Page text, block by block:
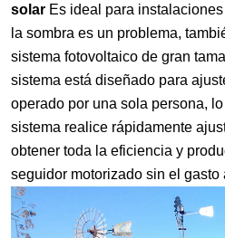
solar Es ideal para
la sombra es un problema,
sistema fotovoltaico de gran
sistema está diseñado para
operado por una sola persona,
sistema realice rápidamente
obtener toda la eficiencia y
seguidor motorizado sin el gasto